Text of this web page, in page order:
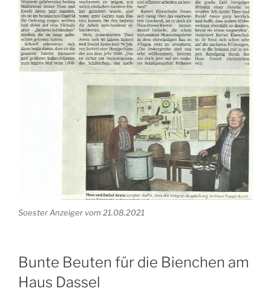
Soester Anzeiger vom 21.08.2021
Bunte Beuten für die Bienchen am
Haus Dassel